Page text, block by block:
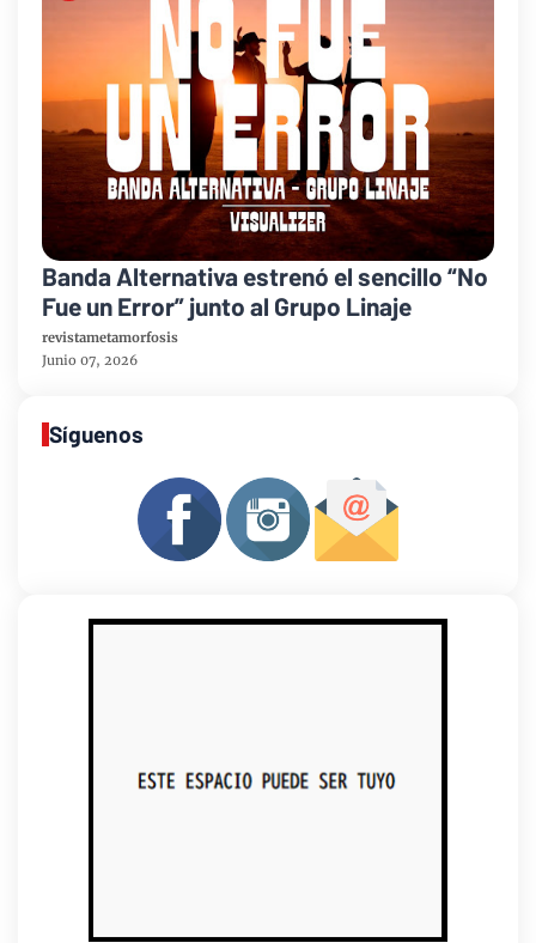
Banda Alternativa estrenó el sencillo “No
Fue un Error” junto al Grupo Linaje
revistametamorfosis
Junio 07, 2026
Síguenos